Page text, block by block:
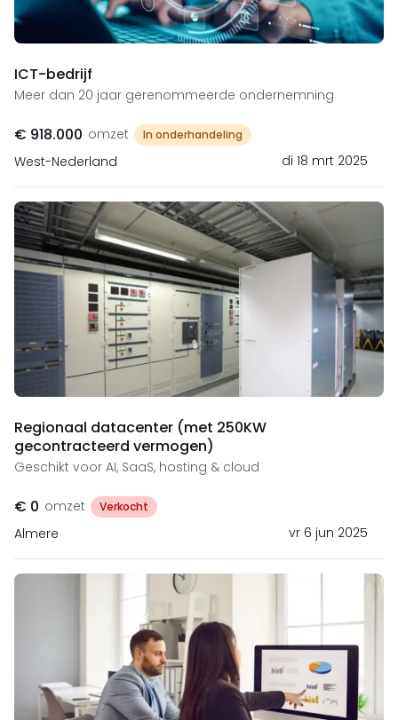
ICT-bedrijf
Meer dan 20 jaar gerenommeerde ondernemning
€ 918.000 omzet In onderhandeling
West-Nederland di 18 mrt 2025
Regionaal datacenter (met 250KW
gecontracteerd vermogen)
Geschikt voor AI, SaaS, hosting & cloud
€ 0 omzet Verkocht
Almere vr 6 jun 2025